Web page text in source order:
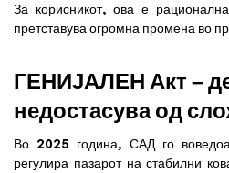
За корисникот, ова е
претставува огромна промена во
ГЕНИЈАЛЕН Акт –
недостасува од
Во 2025 година, САД го
регулира пазарот на стабилни